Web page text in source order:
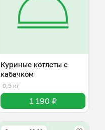
Куриные котлеты с
кабачком
0,5 кг
1 190 ₽